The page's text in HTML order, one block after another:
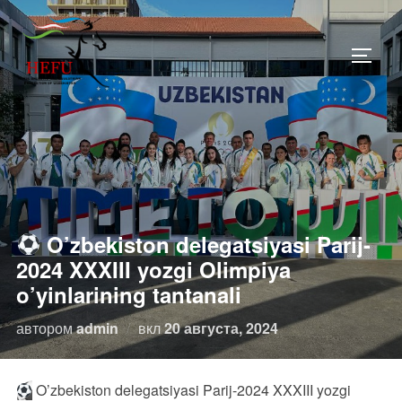
Перейти
к
содержимому
O’zbekiston delegatsiyasi Parij-
2024 XXXIII yozgi Olimpiya
o’yinlarining tantanali
авторомadmin вклОпубликовано
20 августа, 2024
O’zbekiston delegatsiyasi Parij-2024 XXXIII yozgi